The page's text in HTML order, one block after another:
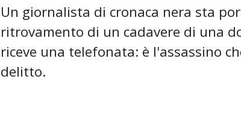
Un giornalista di cronaca nera sta
ritrovamento di un cadavere di una
riceve una telefonata: è l'assassino
delitto.